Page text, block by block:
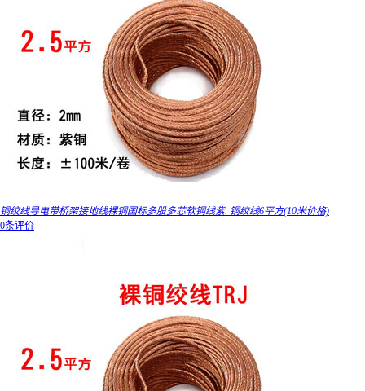
铜绞线导电带桥架接地线裸铜国标多股多芯软铜线紫. 铜绞线6平方(10米价格)
0条评价